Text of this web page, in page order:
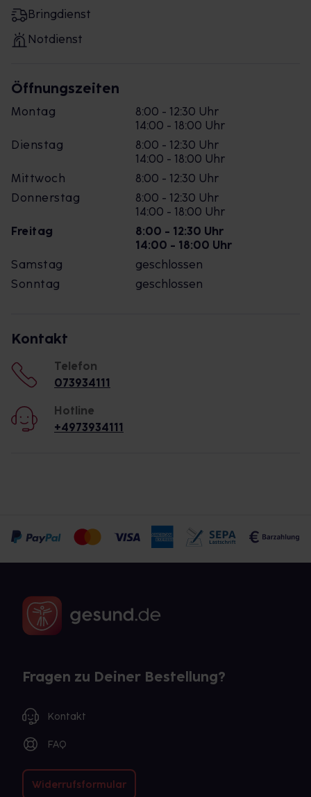
Bringdienst
Notdienst
Öffnungszeiten
Montag
8:00 - 12:30 Uhr
14:00 - 18:00 Uhr
Dienstag
8:00 - 12:30 Uhr
14:00 - 18:00 Uhr
Mittwoch
8:00 - 12:30 Uhr
Donnerstag
8:00 - 12:30 Uhr
14:00 - 18:00 Uhr
Freitag
8:00 - 12:30 Uhr
14:00 - 18:00 Uhr
Samstag
geschlossen
Sonntag
geschlossen
Kontakt
Telefon
073934111
Hotline
+4973934111
Fragen zu Deiner Bestellung?
Kontakt
FAQ
Widerrufsformular